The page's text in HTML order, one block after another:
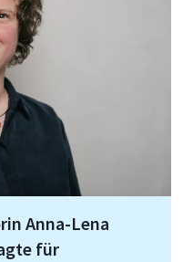
Anna-Lena
für